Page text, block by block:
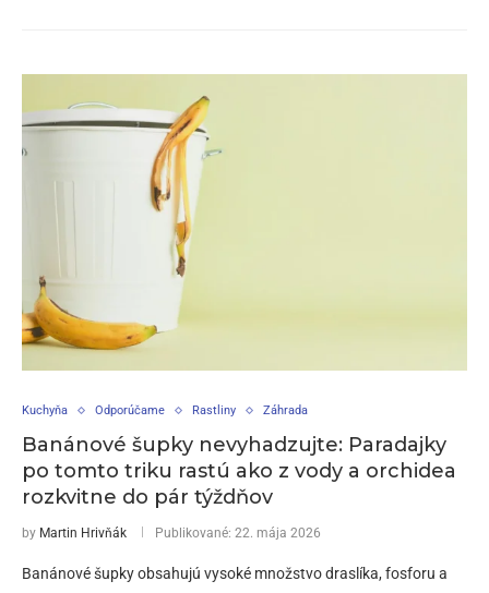
Kuchyňa Odporúčame Rastliny Záhrada
Banánové šupky nevyhadzujte: Paradajky
po tomto triku rastú ako z vody a orchidea
rozkvitne do pár týždňov
by Martin Hrivňák Publikované: 22. mája 2026
Banánové šupky obsahujú vysoké množstvo draslíka, fosforu a